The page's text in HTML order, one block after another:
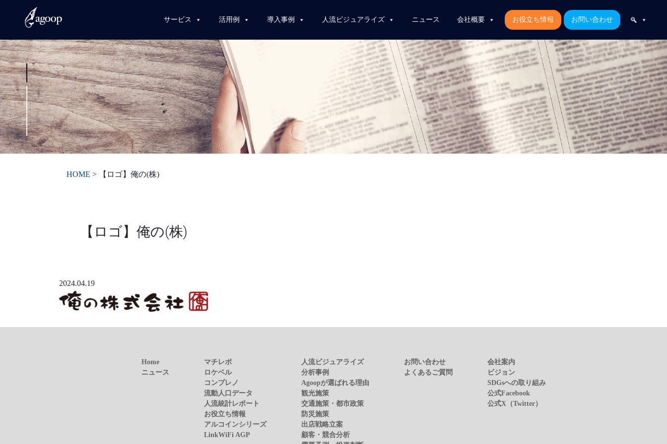
サービス 活用例 導入事例 人流ビジュアライズ ニュース 会社概要 お役立ち情報 お問い合わせ
HOME > 【ロゴ】俺の(株)
【ロゴ】俺の(株)
2024.04.19
Home
ニュース
マチレポ
ロケベル
コンプレノ
流動人口データ
人流統計レポート
お役立ち情報
アルコインシリーズ
LinkWiFi AGP
人流ビジュアライズ
分析事例
Agoopが選ばれる理由
観光施策
交通施策・都市政策
防災施策
出店戦略立案
顧客・競合分析
お問い合わせ
よくあるご質問
会社案内
ビジョン
SDGsへの取り組み
公式Facebook
公式X（Twitter）